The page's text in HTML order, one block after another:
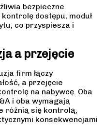
bezpieczne
dostępu, moduł
co przyspiesza i
a przejęcie
firm łączy
a przejęcie
na nabywcę. Oba
i oba wymagają
różnią się kontrolą,
konsekwencjami